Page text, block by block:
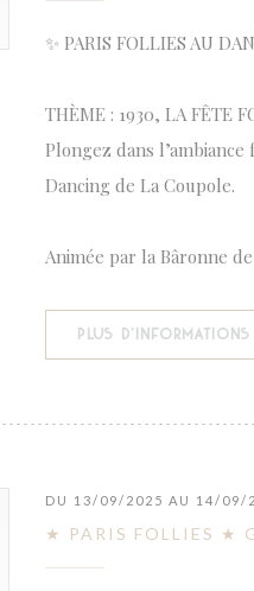
✨ PARIS FOLLIES AU
THÈME : 1930, LA FÊTE
Plongez dans
Dancing de La Coupole.
Animée par la Bâronne
PLUS D'INFORMATIONS
DU 13/09/2025 AU 14/09/
★ PARIS FOLLIES ★